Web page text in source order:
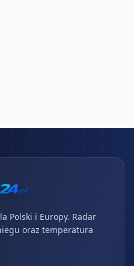
Polski i Europy. Radar
oraz temperatura